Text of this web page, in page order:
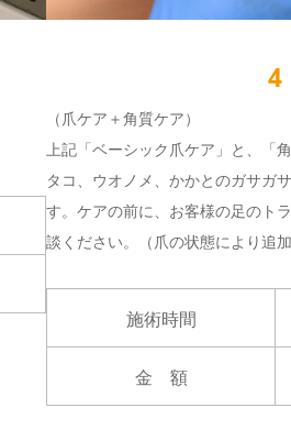
4
（爪ケア＋角質ケア）
上記「ベーシック爪ケア」と、「
タコ、ウオノメ、かかとのガサガ
す。ケアの前に、お客様の足のト
談ください。（爪の状態により追
施術時間
金 額